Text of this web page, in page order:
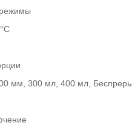
мм, 300 мл, 400 мл,